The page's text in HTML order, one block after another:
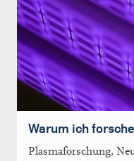
Warum ich forsche
Plasmaforschung,